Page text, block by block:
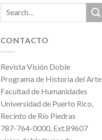
CONTACTO
Revista Visión Doble
Programa de Historia del Arte
Facultad de Humanidades
Universidad de Puerto Rico,
Recinto de Río Piedras
787-764-0000, Ext.89607